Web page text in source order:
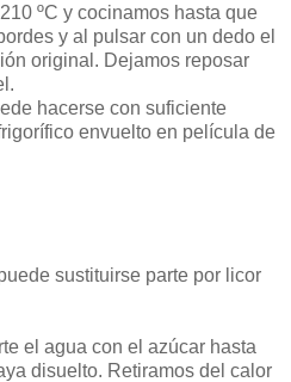
ºC y cocinamos hasta que
y al pulsar con un dedo el
original. Dejamos reposar
hacerse con suficiente
envuelto en película de
sustituirse parte por licor
el agua con el azúcar hasta
disuelto. Retiramos del calor